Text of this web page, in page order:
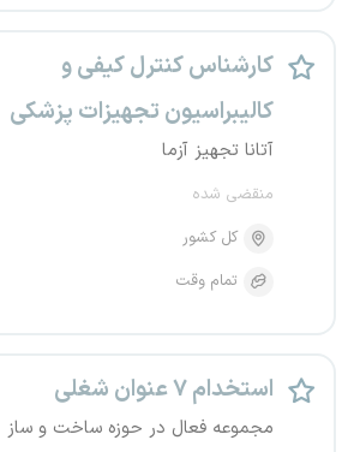
کارشناس کنترل کیفی و
کالیبراسیون تجهیزات پزشکی
آتانا تجهیز آزما
منقضی شده
کل کشور
تمام وقت
استخدام ۷ عنوان شغلی
مجموعه فعال در حوزه ساخت و ساز